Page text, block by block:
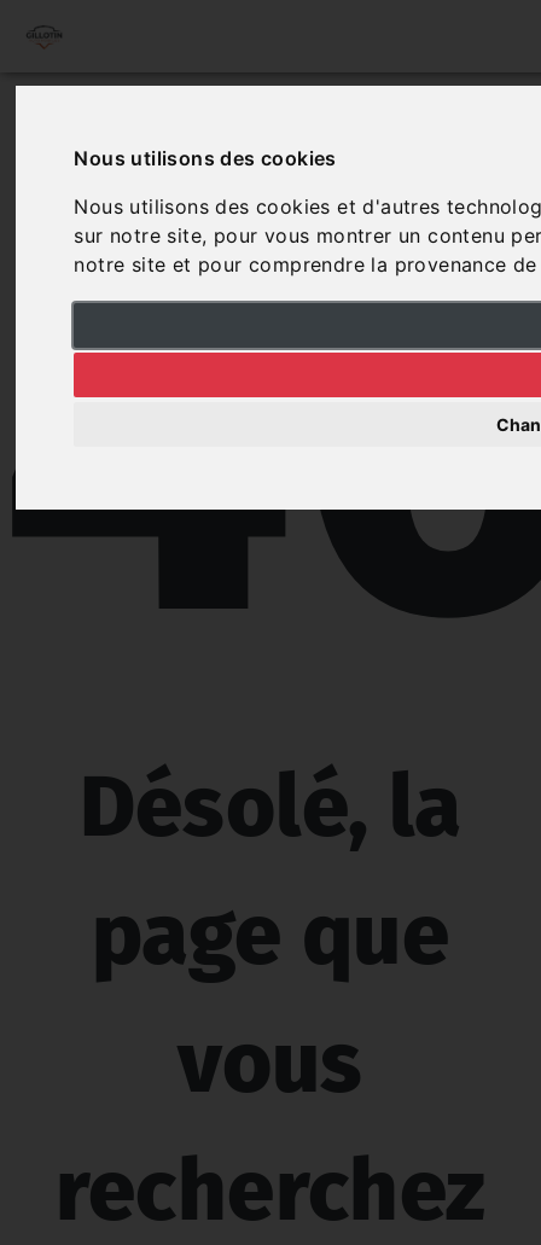
Nous utilisons des cookies
Nous utilisons des cookies et d'autres
sur notre site, pour vous montrer un contenu
notre site et pour comprendre la provenance
Désolé, la
page que
vous
recherchez